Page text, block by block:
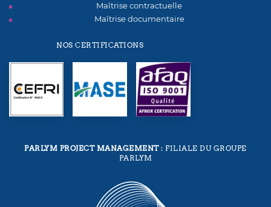
Maîtrise contractuelle
Maîtrise documentaire
NOS CERTIFICATIONS
PARLYM PROJECT MANAGEMENT: FILIALE DU GROUPE
PARLYM